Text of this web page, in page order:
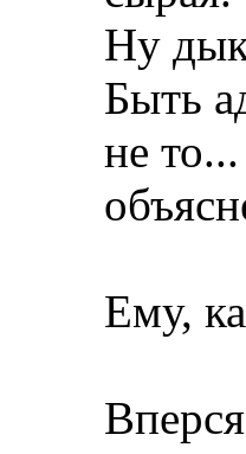
Ну
Быть
не то...
Ему,